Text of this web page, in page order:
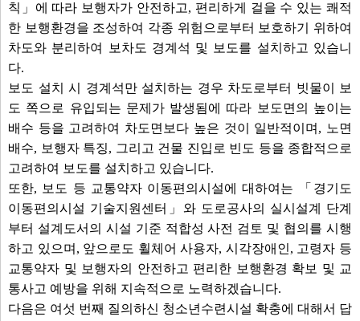
칙」에 따라 보행자가 안전하고, 편리하게 걸을 수 있는 쾌적
한 보행환경을 조성하여 각종 위험으로부터 보호하기 위하여
차도와 분리하여 보차도 경계석 및 보도를 설치하고 있습니
다.
보도 설치 시 경계석만 설치하는 경우 차도로부터 빗물이 보
도 쪽으로 유입되는 문제가 발생됨에 따라 보도면의 높이는
배수 등을 고려하여 차도면보다 높은 것이 일반적이며, 노면
배수, 보행자 특징, 그리고 건물 진입로 빈도 등을 종합적으로
고려하여 보도를 설치하고 있습니다.
또한, 보도 등 교통약자 이동편의시설에 대하여는 「경기도
이동편의시설 기술지원센터」와 도로공사의 실시설계 단계
부터 설계도서의 시설 기준 적합성 사전 검토 및 협의를 시행
하고 있으며, 앞으로도 휠체어 사용자, 시각장애인, 고령자 등
교통약자 및 보행자의 안전하고 편리한 보행환경 확보 및 교
통사고 예방을 위해 지속적으로 노력하겠습니다.
다음은 여섯 번째 질의하신 청소년수련시설 확충에 대해서 답